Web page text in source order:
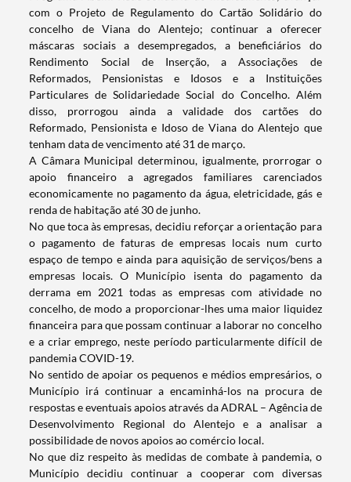
Termo de Pesquisa
Categorias gerais
Filtros
com o Projeto de Regulamento do Cartão Solidário do
concelho de Viana do Alentejo; continuar a oferecer
máscaras sociais a desempregados, a beneficiários do
Rendimento Social de Inserção, a Associações de
Reformados, Pensionistas e Idosos e a Instituições
Particulares de Solidariedade Social do Concelho. Além
disso, prorrogou ainda a validade dos cartões do
Reformado, Pensionista e Idoso de Viana do Alentejo que
tenham data de vencimento até 31 de março.
A Câmara Municipal determinou, igualmente, prorrogar o
apoio financeiro a agregados familiares carenciados
economicamente no pagamento da água, eletricidade, gás e
renda de habitação até 30 de junho.
No que toca às empresas, decidiu reforçar a orientação para
o pagamento de faturas de empresas locais num curto
espaço de tempo e ainda para aquisição de serviços/bens a
empresas locais. O Município isenta do pagamento da
derrama em 2021 todas as empresas com atividade no
concelho, de modo a proporcionar-lhes uma maior liquidez
financeira para que possam continuar a laborar no concelho
e a criar emprego, neste período particularmente difícil de
pandemia COVID-19.
No sentido de apoiar os pequenos e médios empresários, o
Município irá continuar a encaminhá-los na procura de
respostas e eventuais apoios através da ADRAL – Agência de
Desenvolvimento Regional do Alentejo e a analisar a
possibilidade de novos apoios ao comércio local.
No que diz respeito às medidas de combate à pandemia, o
Município decidiu continuar a cooperar com diversas